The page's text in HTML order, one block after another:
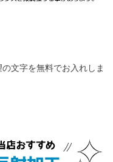
文字を無料でお入れしま